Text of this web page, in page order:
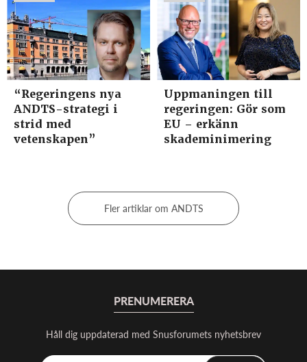
“Regeringens nya
ANDTS-strategi i
strid med
vetenskapen”
Uppmaningen till
regeringen: Gör som
EU – erkänn
skademinimering
Fler artiklar om ANDTS
PRENUMERERA
Håll dig uppdaterad med Snusforumets nyhetsbrev